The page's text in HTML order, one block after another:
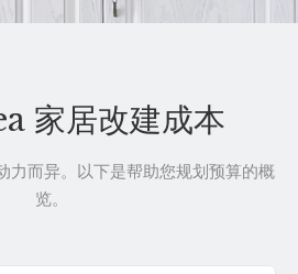
家居改建成本
力而异。以下是帮助您规划预算的概
览。